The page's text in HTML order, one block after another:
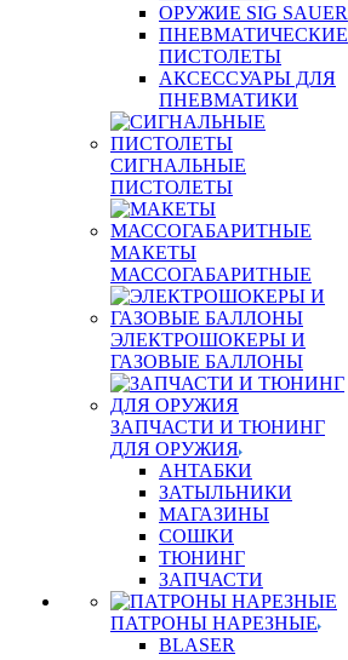
ОРУЖИЕ SIG SAUER
ПНЕВМАТИЧЕСКИЕ
ПИСТОЛЕТЫ
АКСЕССУАРЫ ДЛЯ
ПНЕВМАТИКИ
СИГНАЛЬНЫЕ
ПИСТОЛЕТЫ
МАКЕТЫ
МАССОГАБАРИТНЫЕ
ЭЛЕКТРОШОКЕРЫ И
ГАЗОВЫЕ БАЛЛОНЫ
ЗАПЧАСТИ И ТЮНИНГ
ДЛЯ ОРУЖИЯ
АНТАБКИ
ЗАТЫЛЬНИКИ
МАГАЗИНЫ
СОШКИ
ТЮНИНГ
ЗАПЧАСТИ
ПАТРОНЫ НАРЕЗНЫЕ
BLASER